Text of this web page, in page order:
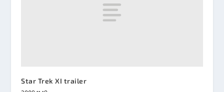
Star Trek XI trailer